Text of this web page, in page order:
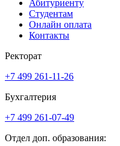
Абитуриенту
Студентам
Онлайн оплата
Контакты
Ректорат
+7 499 261-11-26
Бухгалтерия
+7 499 261-07-49
Отдел доп. образования: